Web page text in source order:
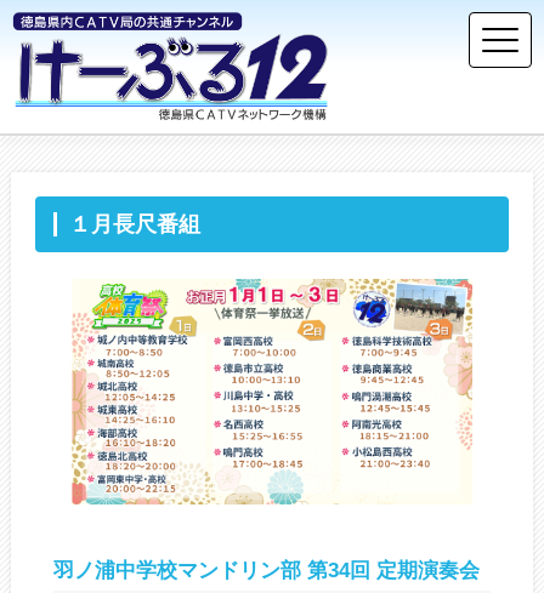
１月長尺番組
羽ノ浦中学校マンドリン部 第34回 定期演奏会